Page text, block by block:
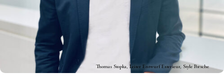
Thomas Stopka, Leiter Entwurf Exterieur, Style Porsche